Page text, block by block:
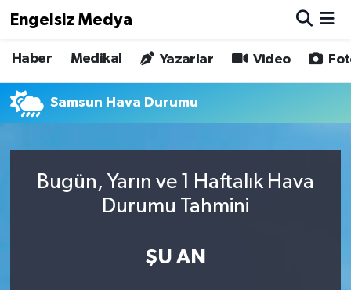
Engelsiz Medya
Haber Medikal Yazarlar Video
Samsun Hava Durumu
Bugün, Yarın ve 1 Haftalık Hava
Durumu Tahmini
ŞU AN
Haber
Medikal
Yazarlar
Hava Durumu
Trafik Durumu
Tüm Manşetler